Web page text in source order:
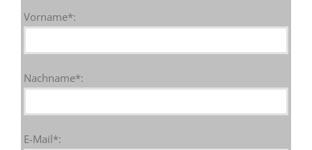
Vorname*:
Nachname*:
E-Mail*: